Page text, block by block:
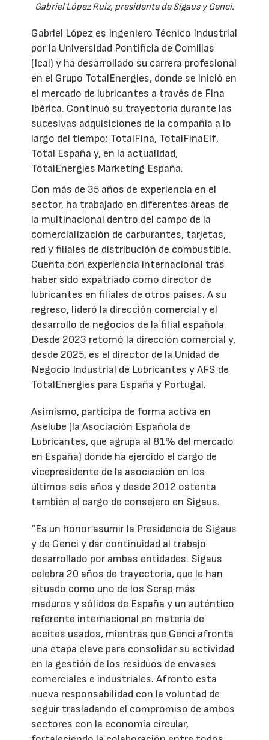
Gabriel López Ruiz, presidente de Sigaus y Genci.
Gabriel López es Ingeniero Técnico Industrial
por la Universidad Pontificia de Comillas
(Icai) y ha desarrollado su carrera profesional
en el Grupo TotalEnergies, donde se inició en
el mercado de lubricantes a través de Fina
Ibérica. Continuó su trayectoria durante las
sucesivas adquisiciones de la compañía a lo
largo del tiempo: TotalFina, TotalFinaElf,
Total España y, en la actualidad,
TotalEnergies Marketing España.
Con más de 35 años de experiencia en el
sector, ha trabajado en diferentes áreas de
la multinacional dentro del campo de la
comercialización de carburantes, tarjetas,
red y filiales de distribución de combustible.
Cuenta con experiencia internacional tras
haber sido expatriado como director de
lubricantes en filiales de otros países. A su
regreso, lideró la dirección comercial y el
desarrollo de negocios de la filial española.
Desde 2023 retomó la dirección comercial y,
desde 2025, es el director de la Unidad de
Negocio Industrial de Lubricantes y AFS de
TotalEnergies para España y Portugal.
Asimismo, participa de forma activa en
Aselube (la Asociación Española de
Lubricantes, que agrupa al 81% del mercado
en España) donde ha ejercido el cargo de
vicepresidente de la asociación en los
últimos seis años y desde 2012 ostenta
también el cargo de consejero en Sigaus.
“Es un honor asumir la Presidencia de Sigaus
y de Genci y dar continuidad al trabajo
desarrollado por ambas entidades. Sigaus
celebra 20 años de trayectoria, que le han
situado como uno de los Scrap más
maduros y sólidos de España y un auténtico
referente internacional en materia de
aceites usados, mientras que Genci afronta
una etapa clave para consolidar su actividad
en la gestión de los residuos de envases
comerciales e industriales. Afronto esta
nueva responsabilidad con la voluntad de
seguir trasladando el compromiso de ambos
sectores con la economía circular,